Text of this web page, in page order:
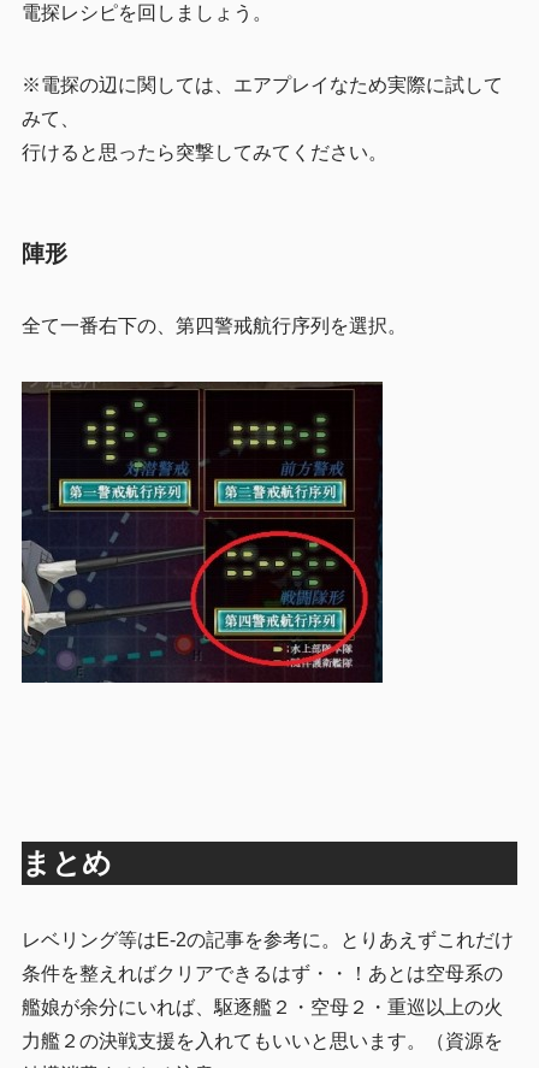
電探レシピを回しましょう。
※電探の辺に関しては、エアプレイなため実際に試して
みて、
行けると思ったら突撃してみてください。
陣形
全て一番右下の、第四警戒航行序列を選択。
まとめ
レベリング等はE-2の記事を参考に。とりあえずこれだけ
条件を整えればクリアできるはず・・！あとは空母系の
艦娘が余分にいれば、駆逐艦２・空母２・重巡以上の火
力艦２の決戦支援を入れてもいいと思います。（資源を